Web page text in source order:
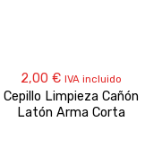
2,00 € IVA incluido
Cepillo Limpieza Cañón
Latón Arma Corta